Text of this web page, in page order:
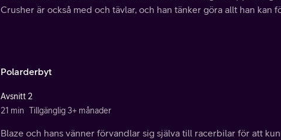
Crusher är också med och tävlar, och han tänker göra allt han kan
Polarderbyt
Avsnitt 2
21 min Tillgänglig 3+ månader
Blaze och hans vänner förvandlar sig själva till racerbilar för att